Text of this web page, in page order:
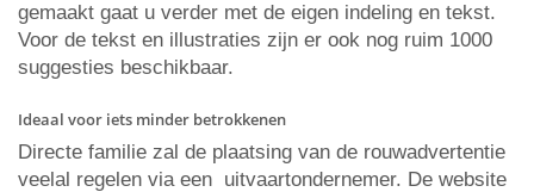
gemaakt gaat u verder met de eigen indeling en tekst.
Voor de tekst en illustraties zijn er ook nog ruim 1000
suggesties beschikbaar.
Ideaal voor iets minder betrokkenen
Directe familie zal de plaatsing van de rouwadvertentie
veelal regelen via een uitvaartondernemer. De website